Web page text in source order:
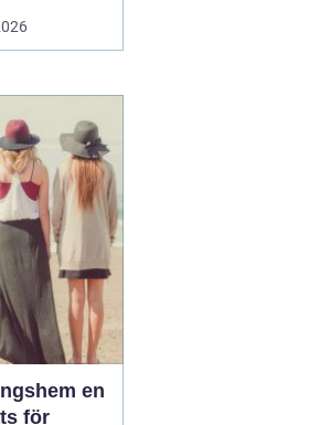
för
kropp,
enbart
symptom
en
för